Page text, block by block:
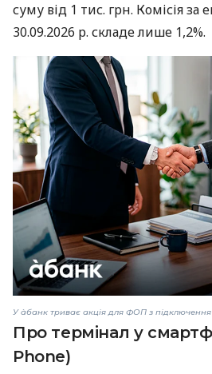
суму від 1 тис. грн. Комісія за
30.09.2026 р. складе лише 1,2%.
У àбанк триває акція для ФОП з
Про термінал у
Phone)